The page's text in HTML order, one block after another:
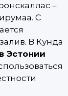
–
С
В Кунда
Эстонии